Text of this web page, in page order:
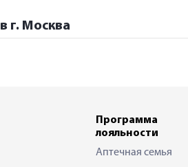
г. Москва
Программа
лояльности
Аптечная семья